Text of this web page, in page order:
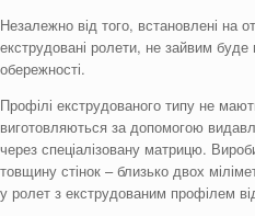
Незалежно від того, встановлені на
екструдовані ролети, не зайвим
обережності.
Профілі екструдованого типу не
виготовляються за допомогою
через спеціалізовану матрицю.
товщину стінок – близько двох
у ролет з екструдованим профілем